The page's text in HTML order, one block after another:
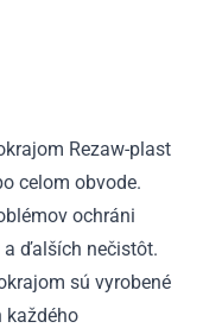
Rezaw-plast
celom obvode.
ochráni
ďalších nečistôt.
sú vyrobené
každého